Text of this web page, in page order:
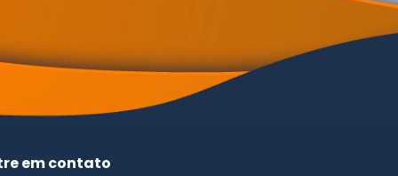
em contato